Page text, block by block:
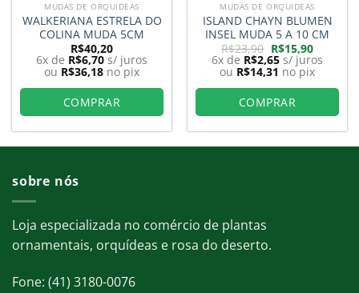
MUDAS DE ORQUIDEAS
WALKERIANA ESTRELA DO
COLINA MUDA 5CM
R$40,20
6x de R$6,70 s/ juros
ou R$36,18 no pix
COMPRAR
MUDAS DE ORQUIDEAS
ISLAND CHAYN BLUMEN
INSEL MUDA 5 A 10 CM
R$23,90 O
preço
original
era:
R$23,90.
R$15,90O
preço
atual
é:
R$15,90.
6x de R$2,65 s/ juros
ou R$14,31 no pix
COMPRAR
sobre nós
Loja especializada no comércio de plantas
ornamentais, orquídeas e rosa do deserto.
Fone: (41) 3180-0076